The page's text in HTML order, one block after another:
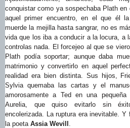
conquistar como ya sospechaba Plath
aquel primer encuentro, en el que él
muerde la mejilla hasta sangrar, no es
vida que los iba a conducir a la locura, a
controlas nada. El forcejeo al que se
Plath podía soportar; aunque daba
matrimonio y convertirlo en aquel
realidad era bien distinta. Sus hijos,
Sylvia quemaba las cartas y el
amorosamente a Ted en una
Aurelia, que quiso evitarlo sin
encolerizada. La ruptura era inevitable. Y
la poeta Assia Wevill